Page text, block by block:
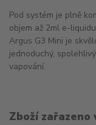
Pod systém je plně
objem až 2ml e-
Argus G3 Mini je
jednoduchý,
vapování.
Zboží